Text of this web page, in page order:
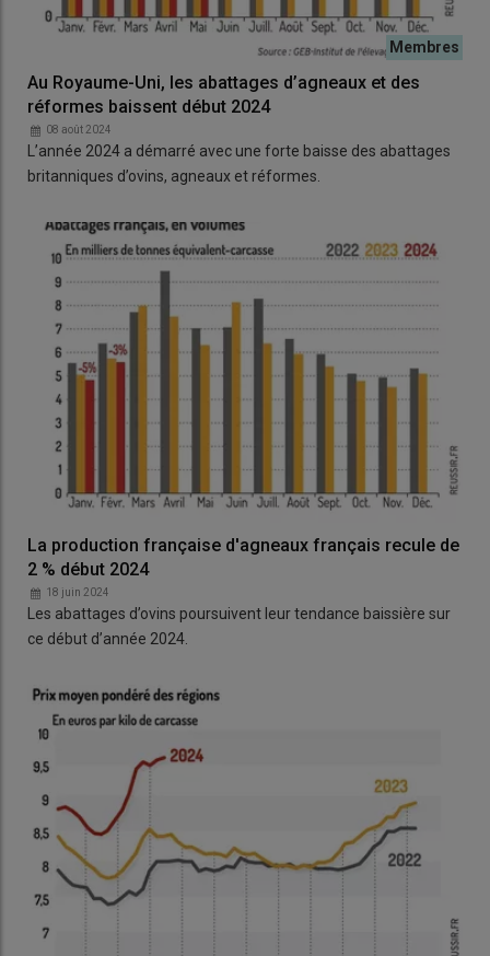
Au Royaume-Uni, les abattages d’agneaux et des
réformes baissent début 2024
08 août 2024
L’année 2024 a démarré avec une forte baisse des abattages
britanniques d’ovins, agneaux et réformes.
La production française d'agneaux français recule de
2 % début 2024
18 juin 2024
Les abattages d’ovins poursuivent leur tendance baissière sur
ce début d’année 2024.